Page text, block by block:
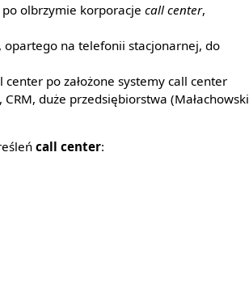
olbrzymie korporacje call center,
na telefonii stacjonarnej, do
center po założone systemy call center
duże przedsiębiorstwa (Małachowski
call center: